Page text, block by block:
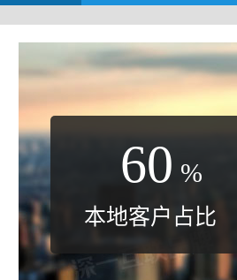
60 %
本地客户占比